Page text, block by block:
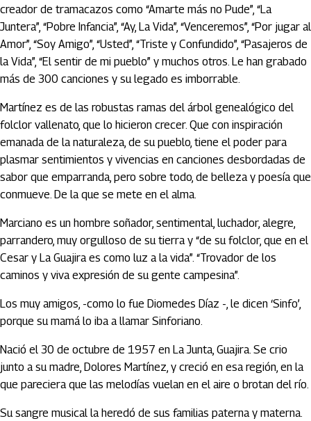
creador de tramacazos como “Amarte más no Pude”, “La
Juntera”, “Pobre Infancia”, “Ay, La Vida”, “Venceremos”, “Por jugar al
Amor”, “Soy Amigo”, “Usted”, “Triste y Confundido”, “Pasajeros de
la Vida”, “El sentir de mi pueblo” y muchos otros. Le han grabado
más de 300 canciones y su legado es imborrable.
Martínez es de las robustas ramas del árbol genealógico del
folclor vallenato, que lo hicieron crecer. Que con inspiración
emanada de la naturaleza, de su pueblo, tiene el poder para
plasmar sentimientos y vivencias en canciones desbordadas de
sabor que emparranda, pero sobre todo, de belleza y poesía que
conmueve. De la que se mete en el alma.
Marciano es un hombre soñador, sentimental, luchador, alegre,
parrandero, muy orgulloso de su tierra y “de su folclor, que en el
Cesar y La Guajira es como luz a la vida”. “Trovador de los
caminos y viva expresión de su gente campesina”.
Los muy amigos, -como lo fue Diomedes Díaz -, le dicen ‘Sinfo’,
porque su mamá lo iba a llamar Sinforiano.
Nació el 30 de octubre de 1957 en La Junta, Guajira. Se crio
junto a su madre, Dolores Martínez, y creció en esa región, en la
que pareciera que las melodías vuelan en el aire o brotan del río.
Su sangre musical la heredó de sus familias paterna y materna.